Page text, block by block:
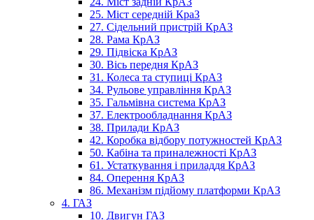
25. Міст середній КраЗ
27. Сідельний пристрій КрАЗ
28. Рама КрАЗ
29. Підвіска КрАЗ
30. Вісь передня КрАЗ
31. Колеса та ступиці КрАЗ
34. Рульове управління КрАЗ
35. Гальмівна система КрАЗ
37. Електрообладнання КрАЗ
38. Прилади КрАЗ
42. Коробка відбору потужностей КрАЗ
50. Кабіна та приналежності КрАЗ
61. Устаткування і приладдя КрАЗ
84. Оперення КрАЗ
86. Механізм підйому платформи КрАЗ
4. ГАЗ
10. Двигун ГАЗ